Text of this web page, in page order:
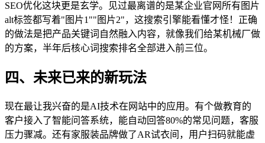
SEO优化这块更是玄学。见过最离谱的是某企业官网所有图片
alt标签都写着"图片1""图片2"，这搜索引擎能看懂才怪！正确
的做法是把产品关键词自然融入内容，就像我们给某机械厂做
的方案，半年后核心词搜索排名全部进入前三位。
四、未来已来的新玩法
现在最让我兴奋的是AI技术在网站中的应用。有个做教育的
客户接入了智能问答系统，能自动回答80%的常见问题，客服
压力骤减。还有家服装品牌做了AR试衣间，用户扫码就能虚